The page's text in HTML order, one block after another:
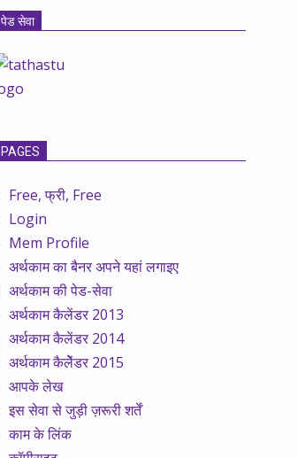
पेड सेवा
PAGES
Free, फ्री, Free
Login
Mem Profile
अर्थकाम का बैनर अपने यहां लगाइए
अर्थकाम की पेड-सेवा
अर्थकाम कैलेंडर 2013
अर्थकाम कैलेंडर 2014
अर्थकाम कैलेेंडर 2015
आपके लेख
इस सेवा से जुड़ी ज़रूरी शर्तें
काम के लिंक